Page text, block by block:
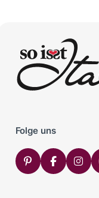
Folge uns